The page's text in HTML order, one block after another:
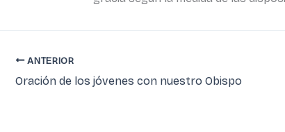
ANTERIOR
Oración de los jóvenes con nuestro Obispo